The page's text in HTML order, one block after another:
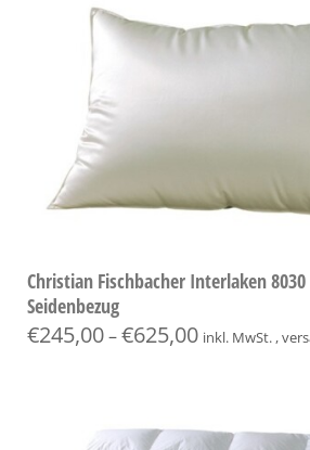
Christian Fischbacher Interlaken 8030
Seidenbezug
€245,00–€625,00 inkl. MwSt. ,